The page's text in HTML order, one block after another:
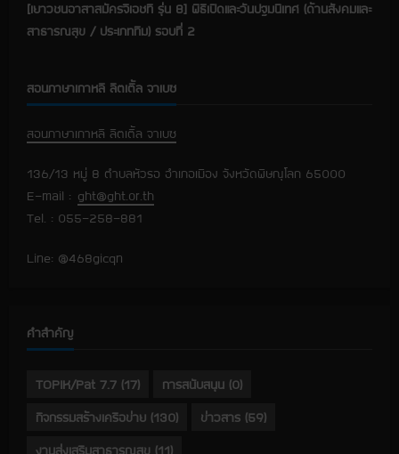
[เยาวชนอาสาสมัครจีเอชที รุ่น 8] พิธีเปิดและวันปฐมนิเทศ (ด้านสังคมและ
สาธารณสุข / ประเภททีม) รอบที่ 2
สอนภาษาเกาหลี ลิตเติ้ล จาเบซ
สอนภาษาเกาหลี ลิตเติ้ล จาเบซ
136/13 หมู่ 8 ตำบลหัวรอ อำเภอเมือง จังหวัดพิษณุโลก 65000
E-mail : ght@ght.or.th
Tel. : 055-258-881
Line: @468gicqn
คำสำคัญ
TOPIK/Pat 7.7 (17) การสนับสนุน (0)
กิจกรรมสร้างเครือข่าย (130) ข่าวสาร (59)
งานส่งเสริมสาธารณสุข (11)